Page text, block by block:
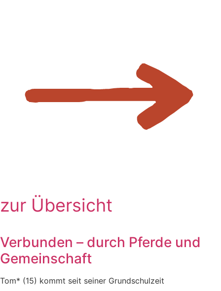
zur Übersicht
Verbunden – durch Pferde und
Gemeinschaft
Tom* (15) kommt seit seiner Grundschulzeit